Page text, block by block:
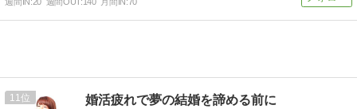
11 婚活疲れで夢の結婚を諦める前に